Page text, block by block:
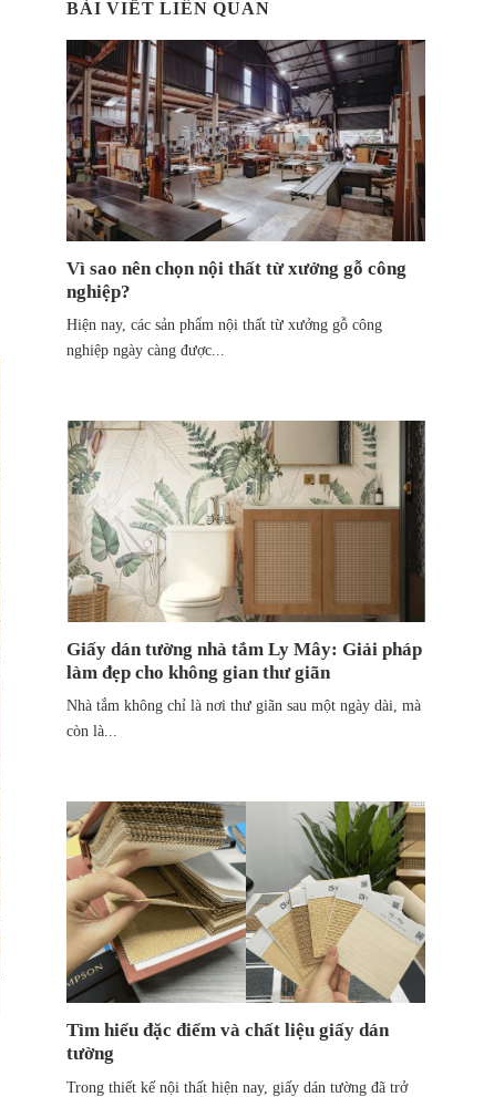
BÀI VIẾT LIÊN QUAN
Vì sao nên chọn nội thất từ xưởng gỗ công
nghiệp?
Hiện nay, các sản phẩm nội thất từ xưởng gỗ công
nghiệp ngày càng được...
Giấy dán tường nhà tắm Ly Mây: Giải pháp
làm đẹp cho không gian thư giãn
Nhà tắm không chỉ là nơi thư giãn sau một ngày dài, mà
còn là...
Tìm hiểu đặc điểm và chất liệu giấy dán
tường
Trong thiết kế nội thất hiện nay, giấy dán tường đã trở